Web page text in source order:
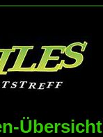
Übersicht